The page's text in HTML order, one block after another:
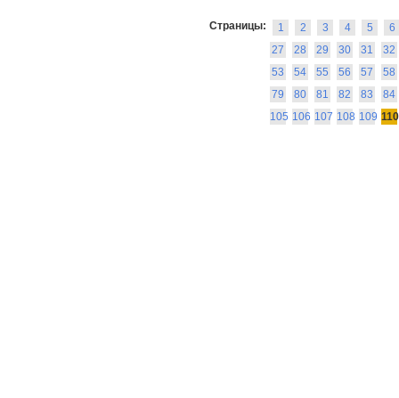
Страницы: 1 2 3 4 5
6
27
28 29 30 31
32
53
54 55 56 57
58
79
80 81 82 83
84
105 106 107 108 109 110